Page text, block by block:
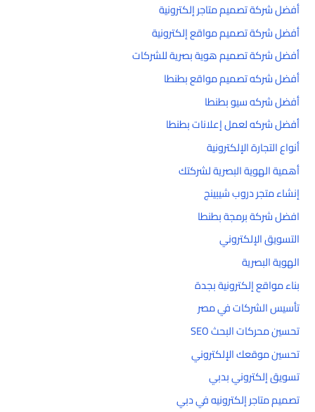
أفضل شركة تصميم متاجر إلكترونية
أفضل شركة تصميم مواقع إلكترونية
أفضل شركة تصميم هوية بصرية للشركات
أفضل شركه تصميم مواقع بطنطا
أفضل شركه سيو بطنطا
أفضل شركه لعمل إعلانات بطنطا
أنواع التجارة الإلكترونية
أهمية الهوية البصرية لشركتك
إنشاء متجر دروب شيبينج
افضل شركة برمجة بطنطا
التسويق الإلكتروني
الهوية البصرية
بناء مواقع إلكترونية بجدة
تأسيس الشركات في مصر
تحسين محركات البحث SEO
تحسين موقعك الإلكتروني
تسويق إلكتروني بدبي
تصميم متاجر إلكترونيه في دبي